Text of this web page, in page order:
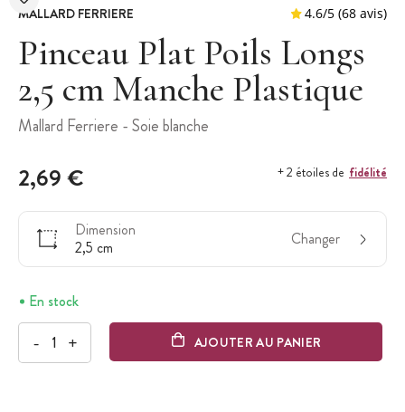
MALLARD FERRIERE
Pinceau Plat Poils Longs
2,5 cm Manche Plastique
Mallard Ferriere - Soie blanche
2,69 € + 2 étoiles de fidélité
Dimension
2,5 cm
Changer
En stock
- + AJOUTER AU PANIER